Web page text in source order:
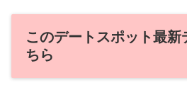
このデートスポット最新
ちら